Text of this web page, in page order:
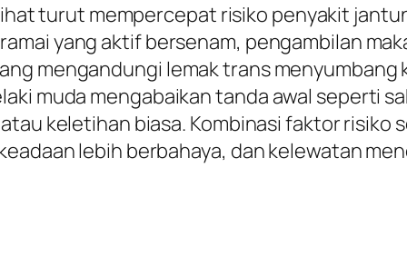
turut mempercepat risiko penyakit
yang aktif bersenam, pengambilan
mengandungi lemak trans
muda mengabaikan tanda awal seperti
keletihan biasa. Kombinasi faktor
lebih berbahaya, dan kelewatan